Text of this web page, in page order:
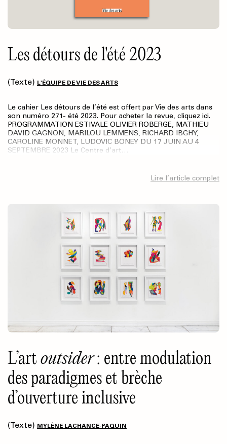
Les détours de l'été 2023
(Texte) L'ÉQUIPE DE VIE DES ARTS
Le cahier Les détours de l’été est offert par Vie des arts dans
son numéro 271- été 2023. Pour acheter la revue, cliquez ici.
PROGRAMMATION ESTIVALE OLIVIER ROBERGE, MATHIEU
DAVID GAGNON, MARILOU LEMMENS, RICHARD IBGHY,
CAROLINE MONNET, LUDOVIC BONEY DU 17 JUIN AU 4
SEPTEMBRE 2023 Le Centre d’art…
Lire l’article complet
L’artoutsider: entre modulation
des paradigmes et brèche
d’ouverture inclusive
(Texte) MYLÈNE LACHANCE-PAQUIN